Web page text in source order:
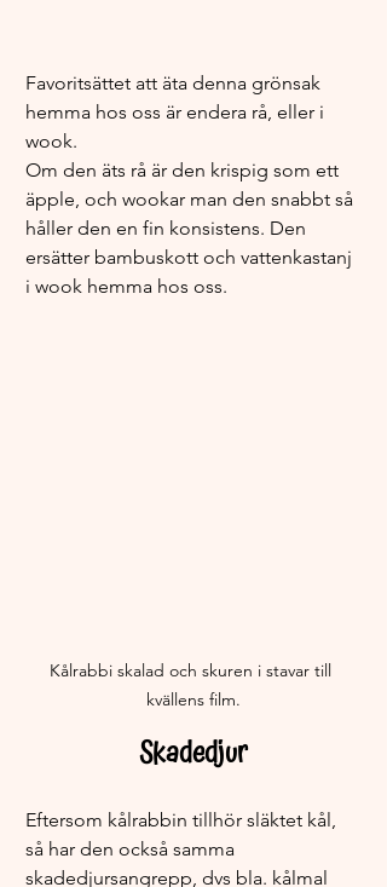
Favoritsättet att äta denna grönsak
hemma hos oss är endera rå, eller i
wook.
Om den äts rå är den krispig som ett
äpple, och wookar man den snabbt så
håller den en fin konsistens. Den
ersätter bambuskott och vattenkastanj
i wook hemma hos oss.
Kålrabbi skalad och skuren i stavar till
kvällens film.
Skadedjur
Eftersom kålrabbin tillhör släktet kål,
så har den också samma
skadedjursangrepp, dvs bla. kålmal